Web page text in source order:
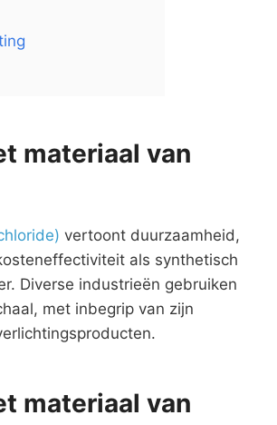
materiaal van
vertoont duurzaamheid,
als synthetisch
Diverse industrieën gebruiken
met inbegrip van zijn
materiaal van